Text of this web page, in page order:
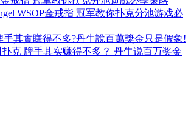
WSOP金戒指 冠军教你扑克分池游戏必
克 牌手其实赚得不多？ 丹牛说百万奖金